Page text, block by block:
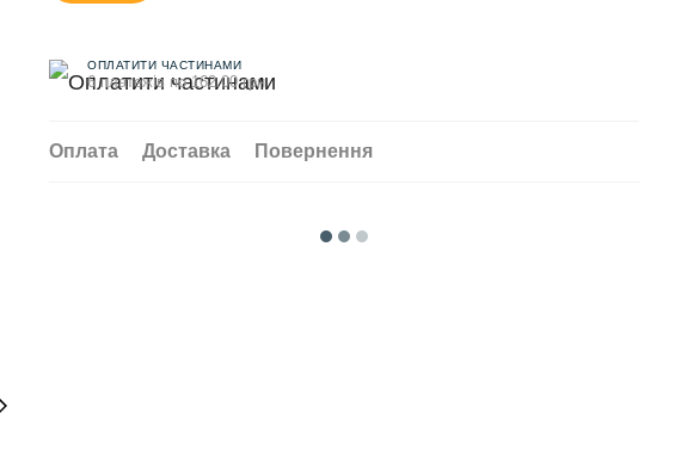
ОПЛАТИТИ ЧАСТИНАМИ
6 платежів по 162.00 грн
Оплата Доставка Повернення